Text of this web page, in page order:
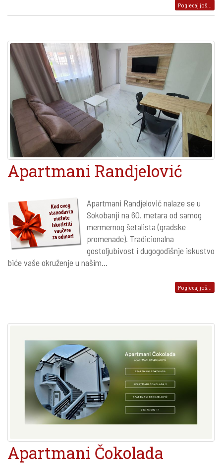
Pogledaj još...
Apartmani Randjelović
Apartmani Randjelović nalaze se u
Sokobanji na 60. metara od samog
mermernog šetalista (gradske
promenade). Tradicionalna
gostoljubivost i dugogodišnje iskustvo
biće vaše okruženje u našim...
Pogledaj još...
Apartmani Čokolada